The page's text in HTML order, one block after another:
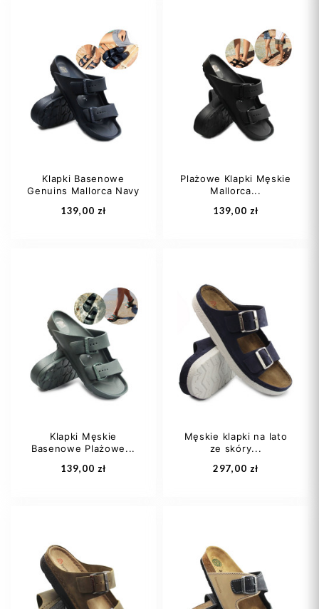
38 2/3
39,5
40 2/3
41,5
42
+1
Dodaj do koszyka
39
Dodaj do koszyka
Klapki Basenowe
Genuins Mallorca Navy
139,00 zł
40 45
Dodaj do koszyka
Plażowe Klapki Męskie
Mallorca...
139,00 zł
42 43 45
Dodaj do koszyka
Klapki Męskie
Basenowe Plażowe...
139,00 zł
44
Męskie klapki na lato
ze skóry...
297,00 zł
42
42 2/3